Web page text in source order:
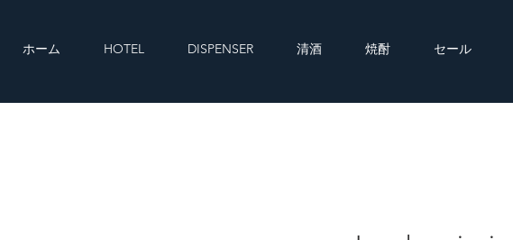
ホーム HOTEL DISPENSER 清酒 焼酎 セール